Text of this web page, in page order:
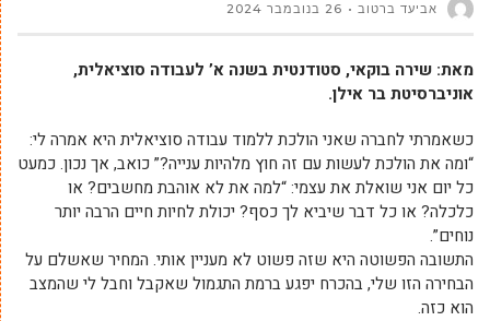
אביעד ברטוב 26 בנובמבר 2024
מאת: שירה בוקאי, סטודנטית בשנה א’ לעבודה סוציאלית,
אוניברסיטת בר אילן.
כשאמרתי לחברה שאני הולכת ללמוד עבודה סוציאלית היא אמרה לי:
“ומה את הולכת לעשות עם זה חוץ מלהיות ענייה?” כואב, אך נכון. כמעט
כל יום אני שואלת את עצמי: “למה את לא אוהבת מחשבים? או
כלכלה? או כל דבר שיביא לך כסף? יכולת לחיות חיים הרבה יותר
נוחים”.
התשובה הפשוטה היא שזה פשוט לא מעניין אותי. המחיר שאשלם על
הבחירה הזו שלי, בהכרח יפגע ברמת התגמול שאקבל וחבל לי שהמצב
הוא כזה.